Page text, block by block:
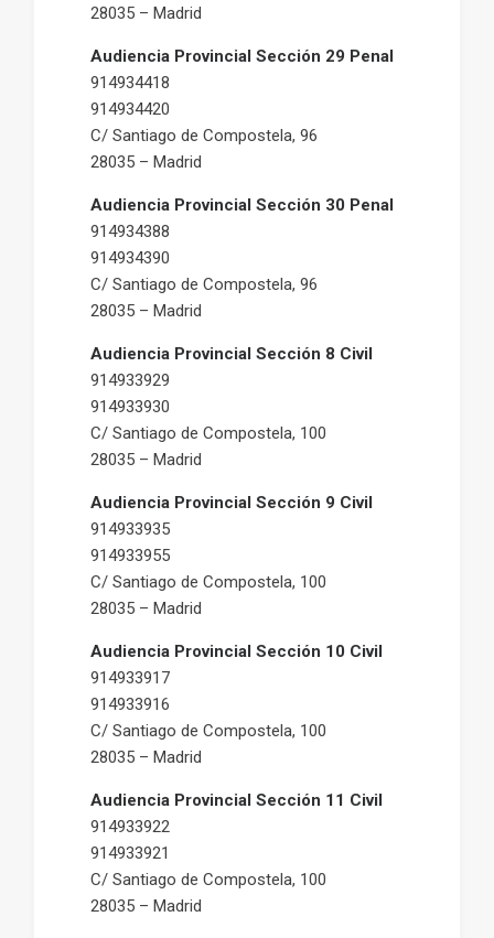
28035 – Madrid
Audiencia Provincial Sección 29 Penal
914934418
914934420
C/ Santiago de Compostela, 96
28035 – Madrid
Audiencia Provincial Sección 30 Penal
914934388
914934390
C/ Santiago de Compostela, 96
28035 – Madrid
Audiencia Provincial Sección 8 Civil
914933929
914933930
C/ Santiago de Compostela, 100
28035 – Madrid
Audiencia Provincial Sección 9 Civil
914933935
914933955
C/ Santiago de Compostela, 100
28035 – Madrid
Audiencia Provincial Sección 10 Civil
914933917
914933916
C/ Santiago de Compostela, 100
28035 – Madrid
Audiencia Provincial Sección 11 Civil
914933922
914933921
C/ Santiago de Compostela, 100
28035 – Madrid